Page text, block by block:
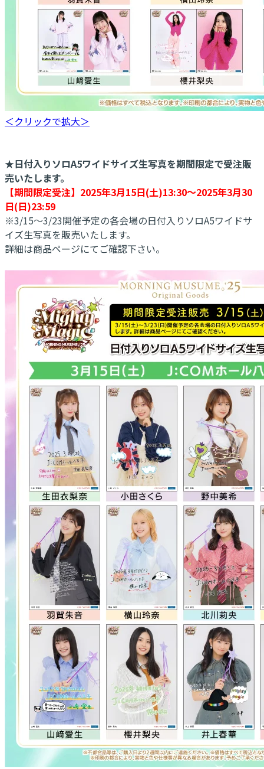
＜クリックで拡大＞
★日付入りソロA5ワイドサイズ生写真を期間限定で受注販
売いたします。
【期間限定受注】2025年3月15日(土)13:30～2025年3月30
日(日)23:59
※3/15～3/23開催予定の各会場の日付入りソロA5ワイドサ
イズ生写真を販売いたします。
詳細は商品ページにてご確認下さい。